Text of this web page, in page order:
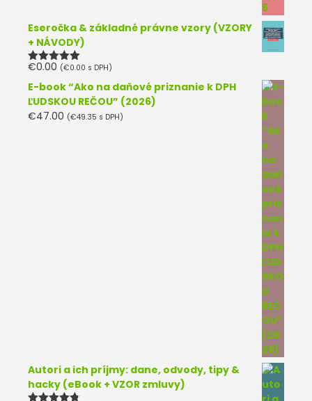
Eseročka & základné právne vzory (VZORY
+ NÁVODY)
Hodnotenie
€0.00 (€0.00 s DPH)
E-book “Ako na daňové priznanie k DPH
ĽUDSKOU REČOU” (2026)
€47.00 (€49.35 s DPH)
Autori a ich príjmy: dane, odvody, tipy &
hacky (eBook + VZOR zmluvy)